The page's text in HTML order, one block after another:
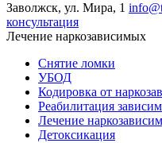
Заволжск, ул. Мира, 1
консультация
Лечение наркозависимых
Снятие ломки
УБОД
Кодировка от
Реабилитация
Лечение
Детоксикация